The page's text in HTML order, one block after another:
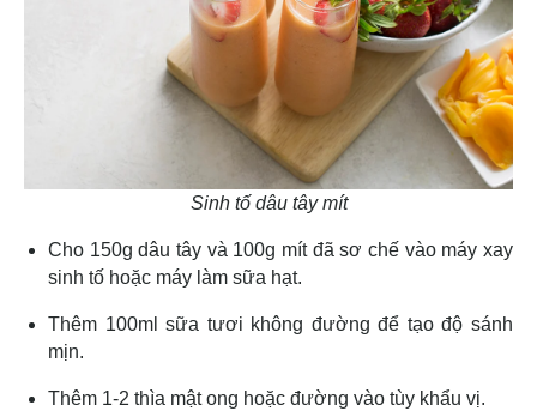
Sinh tố dâu tây mít
Cho 150g dâu tây và 100g mít đã sơ chế vào máy xay
sinh tố hoặc máy làm sữa hạt.
Thêm 100ml sữa tươi không đường để tạo độ sánh
mịn.
Thêm 1-2 thìa mật ong hoặc đường vào tùy khẩu vị.